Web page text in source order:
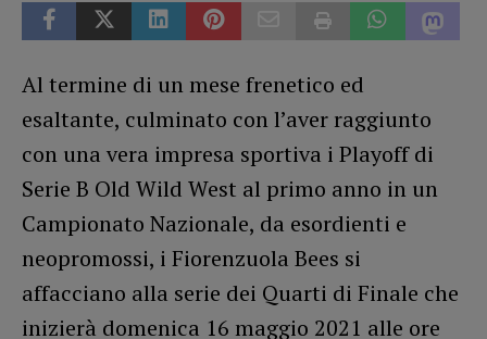
Al termine di un mese frenetico ed
esaltante, culminato con l’aver raggiunto
con una vera impresa sportiva i Playoff di
Serie B Old Wild West al primo anno in un
Campionato Nazionale, da esordienti e
neopromossi, i Fiorenzuola Bees si
affacciano alla serie dei Quarti di Finale che
inizierà domenica 16 maggio 2021 alle ore